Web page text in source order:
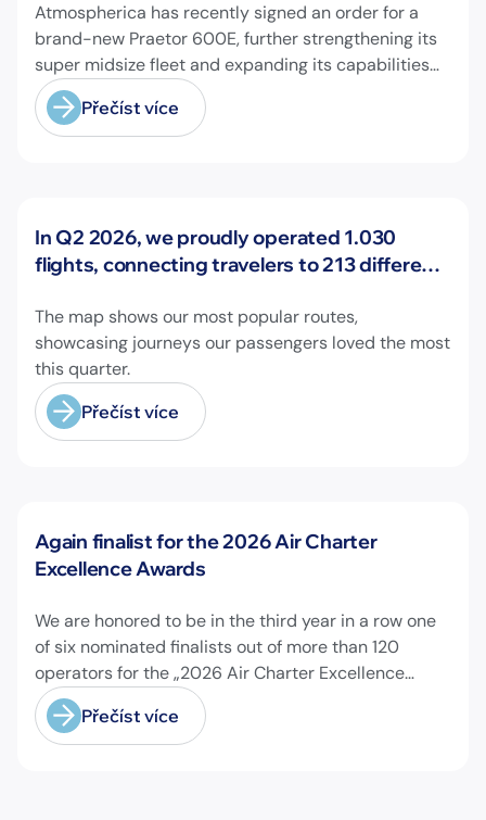
Atmospherica has recently signed an order for a
brand-new Praetor 600E, further strengthening its
super midsize fleet and expanding its capabilities
on longer-range missions!
Přečíst více
Novinky
In Q2 2026, we proudly operated 1.030
flights, connecting travelers to 213 different
The map shows our most popular routes,
showcasing journeys our passengers loved the most
this quarter.
Přečíst více
Novinky
Again finalist for the 2026 Air Charter
Excellence Awards
We are honored to be in the third year in a row one
of six nominated finalists out of more than 120
operators for the „2026 Air Charter Excellence
Awards“ in the category „Executive Passenger
Charter Operator of the Year (18 seats or less)“!
@theaircharterassociation
Přečíst více